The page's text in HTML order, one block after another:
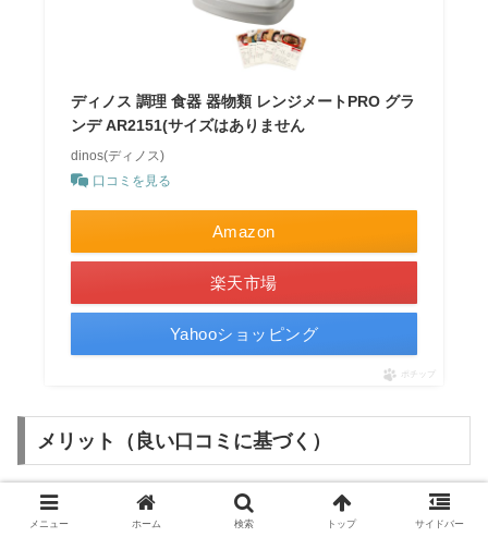
ディノス 調理 食器 器物類 レンジメートPRO グラ
ンデ AR2151(サイズはありません
dinos(ディノス)
口コミを見る
Amazon
楽天市場
Yahooショッピング
ポチップ
メリット（良い口コミに基づく）
✅ 1. 電子レンジだけで「焼き目」がつく
メニュー ホーム 検索 トップ サイドバー